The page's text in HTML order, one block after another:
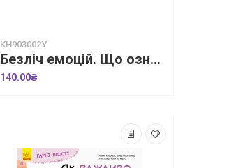
КН903002У
Безліч емоцій. Що означає кожна? Частина 2
140.00₴